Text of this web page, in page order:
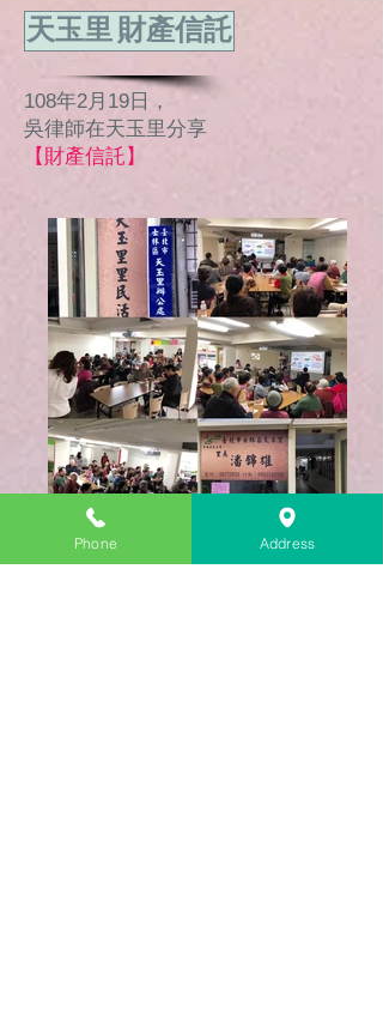
天玉里 財產信託
108年2月19日，
吳律師在天玉里分享
【財產信託】
Phone Address